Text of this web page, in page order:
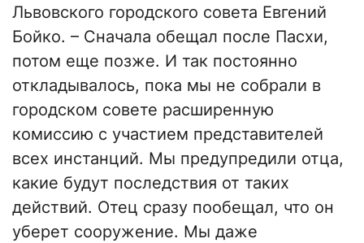
Львовского городского совета Евгений
Бойко. – Сначала обещал после Пасхи,
потом еще позже. И так постоянно
откладывалось, пока мы не собрали в
городском совете расширенную
комиссию с участием представителей
всех инстанций. Мы предупредили отца,
какие будут последствия от таких
действий. Отец сразу пообещал, что он
уберет сооружение. Мы даже